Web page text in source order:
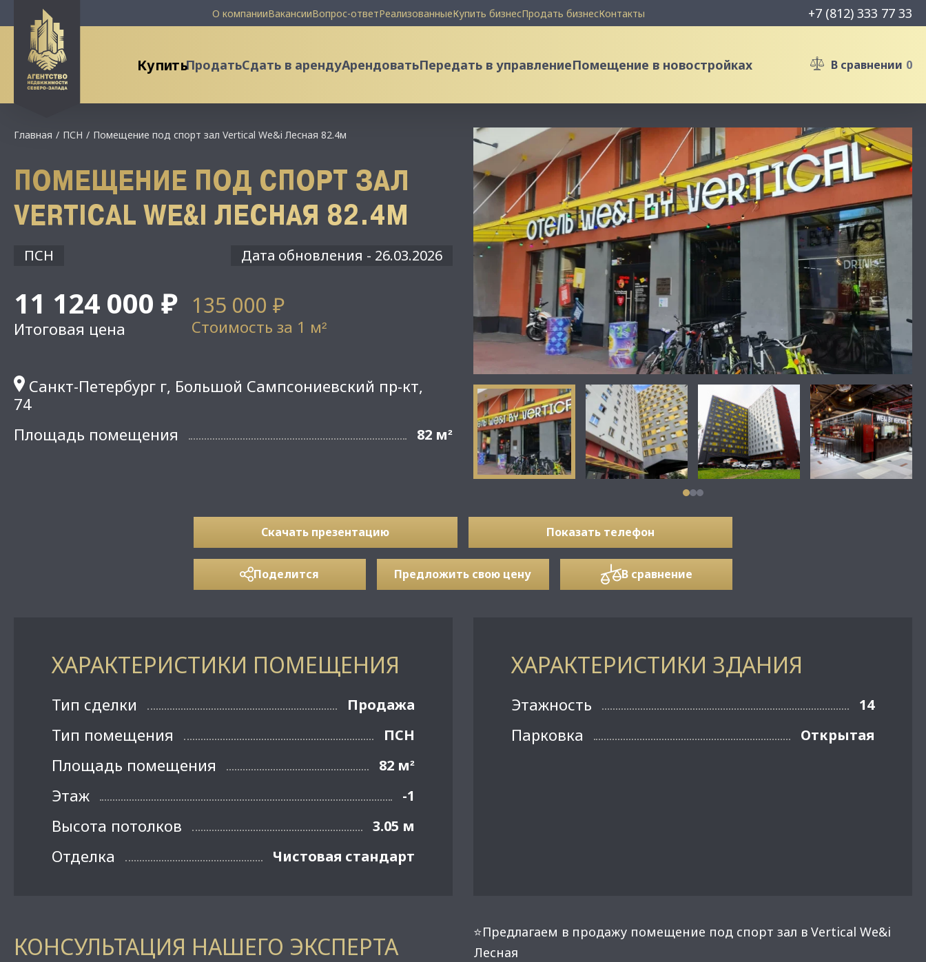
О компанииВакансииВопрос-ответРеализованныеКупить бизнесПродать бизнесКонтакты +7 (812) 333 77 33
КупитьПродатьСдать в арендуАрендоватьПередать в управлениеПомещение в новостройках В сравнении 0
Главная ПСН Помещение под спорт зал Vertical We&i Лесная 82.4м
ПОМЕЩЕНИЕ ПОД СПОРТ ЗАЛ
VERTICAL WE&I ЛЕСНАЯ 82.4М
ПСН Дата обновления - 26.03.2026
11 124 000 ₽
Итоговая цена
135 000 ₽
Стоимость за 1 м²
Санкт-Петербург г, Большой Сампсониевский пр-кт,
74
Площадь помещения
82 м²
Скачать презентацию Показать телефон
Поделится Предложить свою цену В сравнение
ХАРАКТЕРИСТИКИ ПОМЕЩЕНИЯ
Тип сделки Продажа
Тип помещения ПСН
Площадь помещения 82 м²
Этаж -1
Высота потолков 3.05 м
Отделка Чистовая стандарт
ХАРАКТЕРИСТИКИ ЗДАНИЯ
Этажность 14
Парковка Открытая
КОНСУЛЬТАЦИЯ НАШЕГО ЭКСПЕРТА
⭐Предлагаем в продажу помещение под спорт зал в Vertical We&i
Лесная